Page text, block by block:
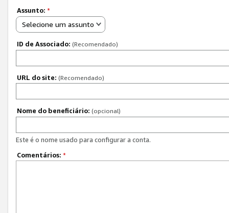
Assunto: *
Selecione um assunto
ID de Associado: (Recomendado)
URL do site: (Recomendado)
Nome do beneficiário: (opcional)
Este é o nome usado para configurar a conta.
Comentários: *